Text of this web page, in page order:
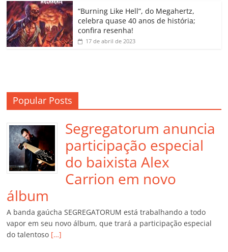
o
m
“Burning Like Hell”, do Megahertz,
celebra quase 40 anos de história;
confira resenha!
17 de abril de 2023
Popular Posts
Segregatorum anuncia
participação especial
do baixista Alex
Carrion em novo
álbum
A banda gaúcha SEGREGATORUM está trabalhando a todo
vapor em seu novo álbum, que trará a participação especial
do talentoso […]